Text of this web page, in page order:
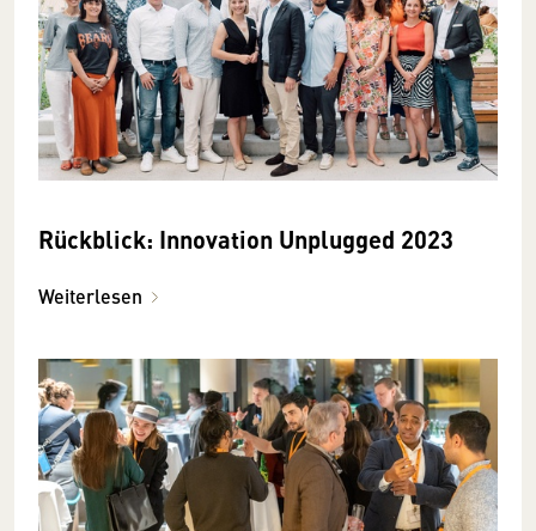
Rückblick: Innovation Unplugged 2023
Weiterlesen